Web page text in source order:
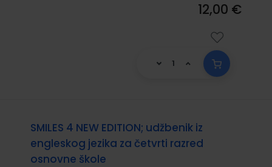
12,00 €
SMILES 4 NEW EDITION; udžbenik iz
engleskog jezika za četvrti razred
osnovne škole